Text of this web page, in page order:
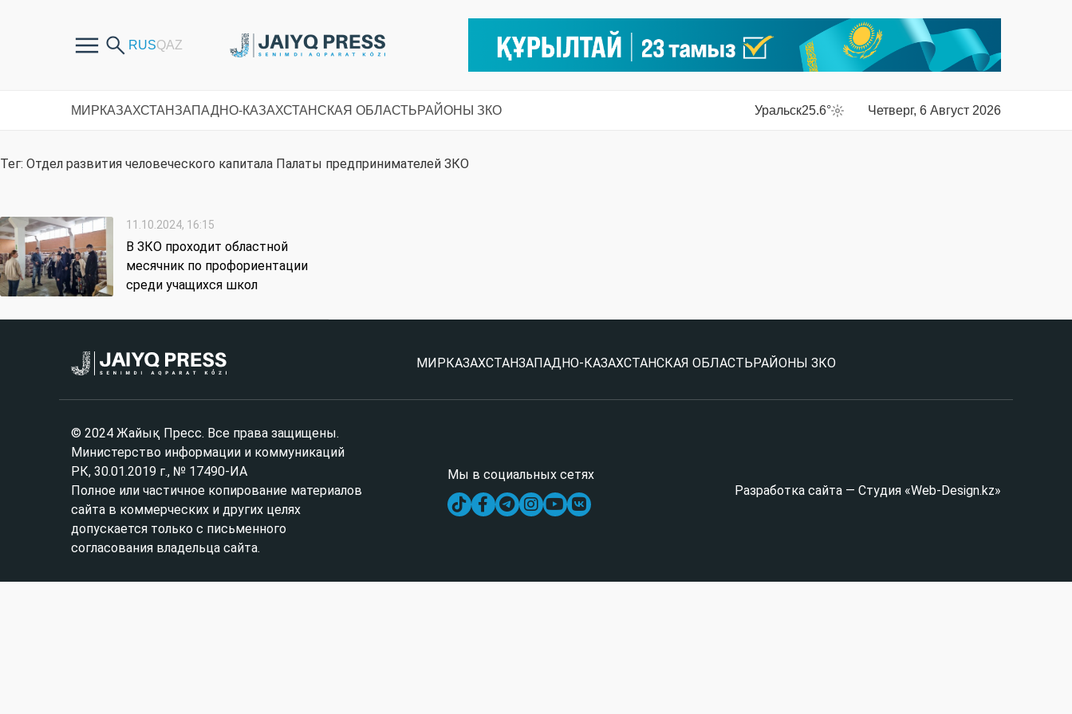
МИРКАЗАХСТАНЗАПАДНО-КАЗАХСТАНСКАЯ ОБЛАСТЬРАЙОНЫ ЗКО Уральск25.6° Четверг, 6 Август 2026
Тег: Отдел развития человеческого капитала Палаты предпринимателей ЗКО
11.10.2024, 16:15
В ЗКО проходит областной
месячник по профориентации
среди учащихся школ
МИР КАЗАХСТАНЗАПАДНО-КАЗАХСТАНСКАЯ ОБЛАСТЬ РАЙОНЫ ЗКО
© 2024 Жайық Пресс. Все права защищены.
Министерство информации и коммуникаций
РК, 30.01.2019 г., № 17490-ИА
Полное или частичное копирование материалов
сайта в коммерческих и других целях
допускается только с письменного
согласования владельца сайта.
Мы в социальных сетях
Разработка сайта — Студия «Web-Design.kz»